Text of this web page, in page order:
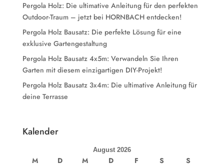
Pergola Holz: Die ultimative Anleitung für den perfekten
Outdoor-Traum – jetzt bei HORNBACH entdecken!
Pergola Holz Bausatz: Die perfekte Lösung für eine
exklusive Gartengestaltung
Pergola Holz Bausatz 4x5m: Verwandeln Sie Ihren
Garten mit diesem einzigartigen DIY-Projekt!
Pergola Holz Bausatz 3x4m: Die ultimative Anleitung für
deine Terrasse
Kalender
August 2026
M D M D F S
S